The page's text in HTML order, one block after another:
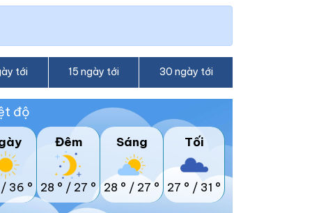
tới 15 ngày tới 30 ngày tới
độ
36 °
Đêm
28 ° / 27 °
Sáng
28 ° / 27 °
Tối
27 ° / 31 °